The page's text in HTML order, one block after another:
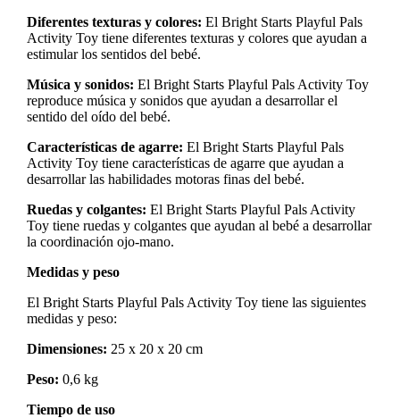
Diferentes texturas y colores: El Bright Starts Playful Pals
Activity Toy tiene diferentes texturas y colores que ayudan a
estimular los sentidos del bebé.
Música y sonidos: El Bright Starts Playful Pals Activity Toy
reproduce música y sonidos que ayudan a desarrollar el
sentido del oído del bebé.
Características de agarre: El Bright Starts Playful Pals
Activity Toy tiene características de agarre que ayudan a
desarrollar las habilidades motoras finas del bebé.
Ruedas y colgantes: El Bright Starts Playful Pals Activity
Toy tiene ruedas y colgantes que ayudan al bebé a desarrollar
la coordinación ojo-mano.
Medidas y peso
El Bright Starts Playful Pals Activity Toy tiene las siguientes
medidas y peso:
Dimensiones: 25 x 20 x 20 cm
Peso: 0,6 kg
Tiempo de uso